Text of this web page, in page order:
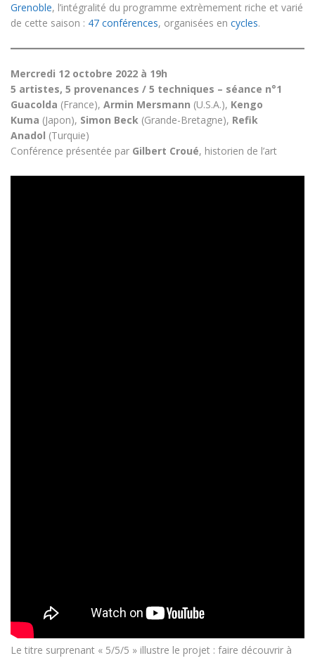
Grenoble, l’intégralité du programme extrèmement riche et varié
de cette saison : 47 conférences, organisées en cycles.
Mercredi 12 octobre 2022 à 19h
5 artistes, 5 provenances / 5 techniques – séance n°1
Guacolda (France), Armin Mersmann (U.S.A.), Kengo
Kuma (Japon), Simon Beck (Grande-Bretagne), Refik
Anadol (Turquie)
Conférence présentée par Gilbert Croué, historien de l’art
Le titre surprenant « 5/5/5 » illustre le projet : faire découvrir à